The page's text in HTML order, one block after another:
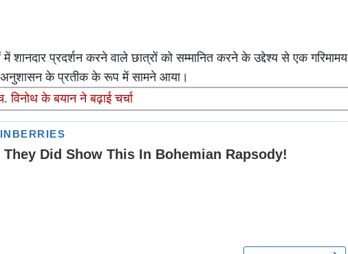
प्रदर्शन करने वाले छात्रों को सम्मानित करने के उद्देश्य से एक गरिमामय
अनुशासन के प्रतीक के रूप में सामने आया।
के बयान ने बढ़ाई चर्चा